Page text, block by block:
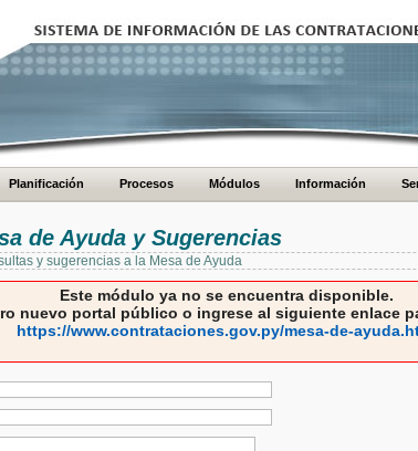
Planificación Procesos Módulos Información
de Ayuda y Sugerencias
y sugerencias a la Mesa de Ayuda
Este módulo ya no se encuentra disponible.
nuevo portal público o ingrese al siguiente enlace
https://www.contrataciones.gov.py/mesa-de-